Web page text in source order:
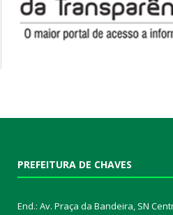
PREFEITURA DE CHAVES
End.: Av. Praça da Bandeira, SN